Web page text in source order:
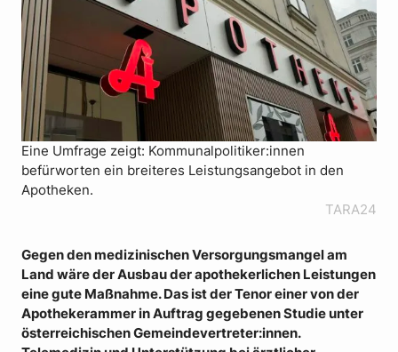
Eine Umfrage zeigt: Kommunalpolitiker:innen
befürworten ein breiteres Leistungsangebot in den
Apotheken.
TARA24
Gegen den medizinischen Versorgungsmangel am
Land wäre der Ausbau der apothekerlichen Leistungen
eine gute Maßnahme. Das ist der Tenor einer von der
Apothekerammer in Auftrag gegebenen Studie unter
österreichischen Gemeindevertreter:innen.